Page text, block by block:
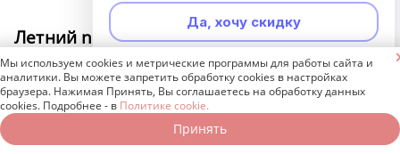
Летний nude
Ключевым фактором в красивом летнем
маникюре является ухоженный вид ногтей.
Нюдовые лаки прекрасно справляются с этой
Да, хочу скидку
Неинтересно
Мы используем cookies и метрические программы для работы сайта и
аналитики. Вы можете запретить обработку cookies в настройках
браузера. Нажимая Принять, Вы соглашаетесь на обработку данных
cookies. Подробнее - в Политике cookie.
Принять